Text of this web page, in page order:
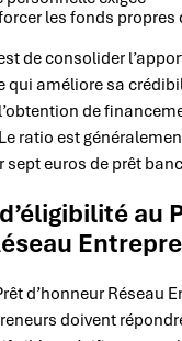
les fonds propres
de consolider
qui améliore sa
de
ratio est
sept euros de prêt
au
d’honneur Réseau
doivent